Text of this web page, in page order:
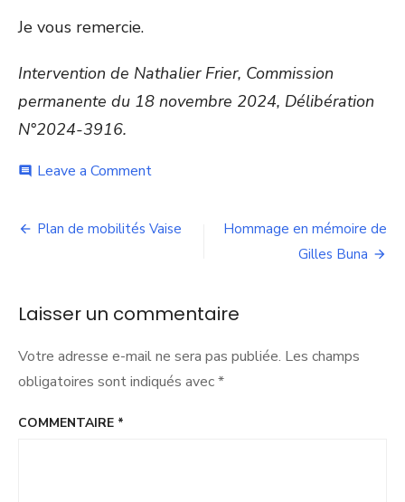
Je vous remercie.
Intervention de Nathalier Frier, Commission
permanente du 18 novembre 2024, Délibération
N°2024-3916.
comment Leave a Commenton
à
Navigation
Plan de mobilités Vaise
Hommage en mémoire de
Gilles Buna
Laisser un commentaire
Votre adresse e-mail ne sera pas publiée. Les champs
obligatoires sont indiqués avec*
COMMENTAIRE *